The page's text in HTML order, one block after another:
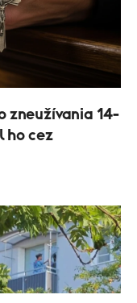
zneužívania 14-
ho cez